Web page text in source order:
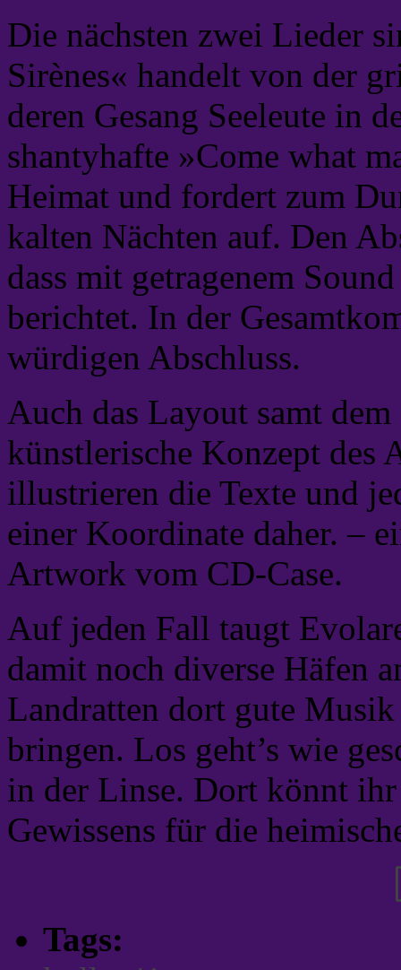
Die nächsten zwei Lieder
Sirènes« handelt von der
deren Gesang Seeleute in
shantyhafte »Come what
Heimat und fordert zum
kalten Nächten auf. Den
dass mit getragenem
berichtet. In der
würdigen Abschluss.
Auch das Layout samt
künstlerische Konzept des
illustrieren die Texte und
einer Koordinate daher. –
Artwork vom CD-Case.
Auf jeden Fall taugt
damit noch diverse Häfen
Landratten dort gute
bringen. Los geht’s wie
in der Linse. Dort könnt ihr
Gewissens für die
Tags: